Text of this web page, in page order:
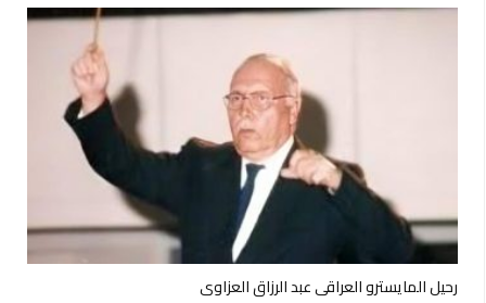
رحيل المايسترو العراقي عبد الرزاق العزاوي